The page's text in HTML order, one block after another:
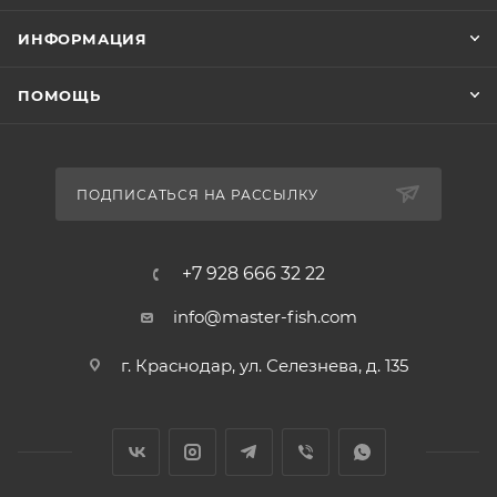
ИНФОРМАЦИЯ
ПОМОЩЬ
ПОДПИСАТЬСЯ НА РАССЫЛКУ
+7 928 666 32 22
info@master-fish.com
г. Краснодар, ул. Селезнева, д. 135